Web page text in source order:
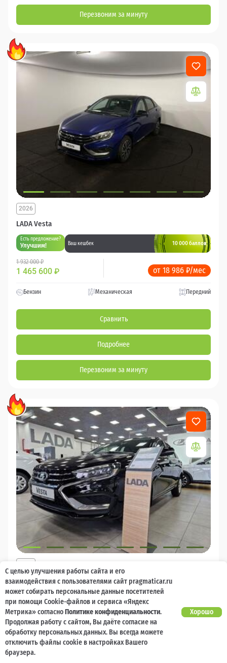
Перезвоним за минуту
LADA Vesta
2026
Есть предложение?
Улучшим! Ваш кешбек 10 000 баллов
1 932 000 ₽
1 465 600 ₽ от 18 986 ₽/мес
Бензин Механическая Передний
Сравнить
Подробнее
Перезвоним за минуту
LADA Vesta
Есть предложение?
Улучшим! Ваш кешбек
1 785 000 ₽
1 348 000₽ от 18 986 ₽/мес
Механическая
С целью улучшения работы сайта и его
взаимодействия с пользователями сайт pragmaticar.ru
может собирать персональные данные посетителей
при помощи Cookie-файлов и сервиса «Яндекс
Метрика» согласноПолитике конфиденциальности.
Продолжая работу с сайтом, Вы даёте согласие на
обработку персональных данных. Вы всегда можете
отключить файлы cookie в настройках Вашего
браузера.
Хорошо